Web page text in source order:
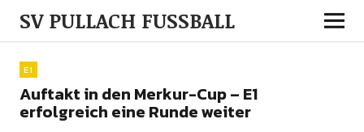
SV PULLACH FUSSBALL
E1
Auftakt in den Merkur-Cup – E1
erfolgreich eine Runde weiter